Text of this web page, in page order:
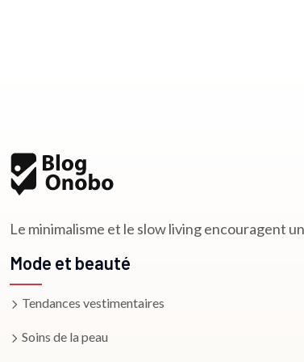
Le minimalisme et le slow living encouragent
Mode et beauté
Tendances vestimentaires
Soins de la peau